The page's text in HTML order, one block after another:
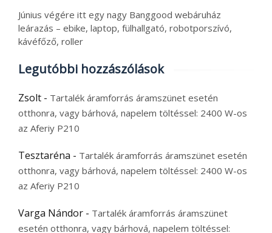
Június végére itt egy nagy Banggood webáruház
leárazás – ebike, laptop, fülhallgató, robotporszívó,
kávéfőző, roller
Legutóbbi hozzászólások
Zsolt - Tartalék áramforrás áramszünet esetén
otthonra, vagy bárhová, napelem töltéssel: 2400 W-os
az Aferiy P210
Tesztaréna - Tartalék áramforrás áramszünet esetén
otthonra, vagy bárhová, napelem töltéssel: 2400 W-os
az Aferiy P210
Varga Nándor - Tartalék áramforrás áramszünet
esetén otthonra, vagy bárhová, napelem töltéssel: